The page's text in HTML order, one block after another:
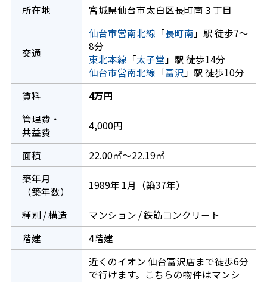
所在地 宮城県仙台市太白区長町南３丁目
交通
仙台市営南北線 「長町南 」駅 徒歩7～
8分
東北本線 「太子堂 」駅 徒歩14分
仙台市営南北線 「富沢 」駅 徒歩10分
賃料
4万円
管理費・
共益費
4,000円
面積
22.00㎡～22.19㎡
築年月
（築年数）
1989年 1月（築37年）
種別 / 構造
マンション / 鉄筋コンクリート
階建
4階建
近くのイオン 仙台富沢店まで徒歩6分
で行けます。こちらの物件はマンシ